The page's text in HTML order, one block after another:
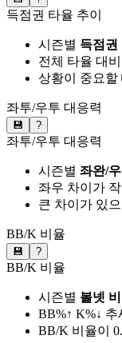
득점권 타율 추이
시즌별 득점권
전체 타율 대
상황이 중요할
좌투/우투 대응력
💾 ?
좌투/우투 대응력
시즌별 좌완/
좌우 차이가
큰 차이가 있
BB/K 비율
💾 ?
BB/K 비율
시즌별 볼넷
BB%↑ K%↓
BB/K 비율이